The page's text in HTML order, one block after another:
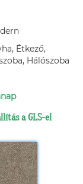
Étkező,
Hálószoba
a GLS-el